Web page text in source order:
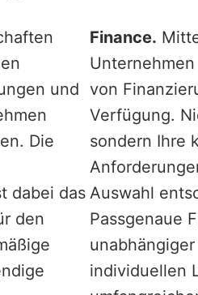
und
Die
dabei das
den
Finance.
von
Verfügung.
sondern Ihre
Auswahl
Passgenaue
individuellen